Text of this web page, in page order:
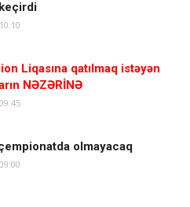
Liqasına qatılmaq istəyən
NƏZƏRİNƏ
olmayacaq